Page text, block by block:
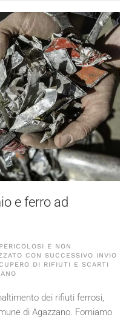
e ferro ad
E NON
CON SUCCESSIVO INVIO
DI RIFIUTI E SCARTI
dei rifiuti ferrosi,
di Agazzano. Forniamo